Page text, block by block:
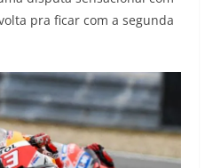
pra ficar com a segunda